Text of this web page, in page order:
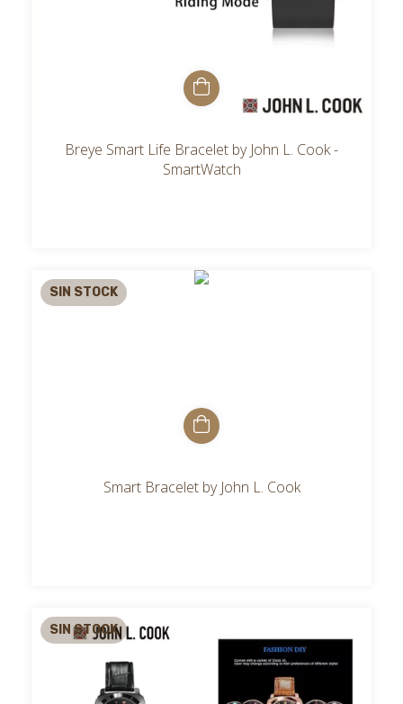
Breye Smart Life Bracelet by John L. Cook -
SmartWatch
SIN STOCK
Smart Bracelet by John L. Cook
SIN STOCK